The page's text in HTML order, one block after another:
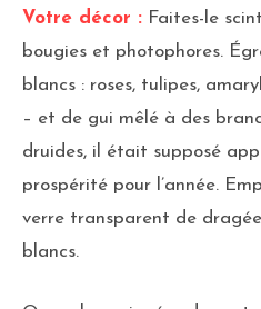
Votre décor : Faites-le
bougies et photophores.
blancs : roses, tulipes,
– et de gui mêlé à des
druides, il était supposé
prospérité pour l’année.
verre transparent de
blancs.